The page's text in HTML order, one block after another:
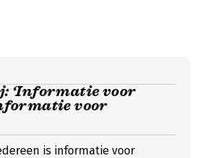
‘Informatie voor
voor
is informatie voor